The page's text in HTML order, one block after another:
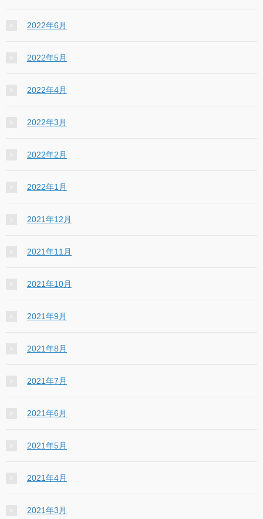
2022年6月
2022年5月
2022年4月
2022年3月
2022年2月
2022年1月
2021年12月
2021年11月
2021年10月
2021年9月
2021年8月
2021年7月
2021年6月
2021年5月
2021年4月
2021年3月